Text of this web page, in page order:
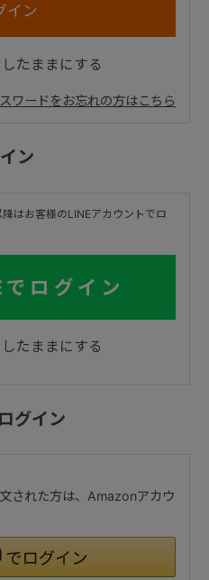
たままにする
ワードをお忘れの方はこちら
ン
はお客様のLINEアカウントでロ
ログイン
たままにする
グイン
された方は、Amazonアカウ